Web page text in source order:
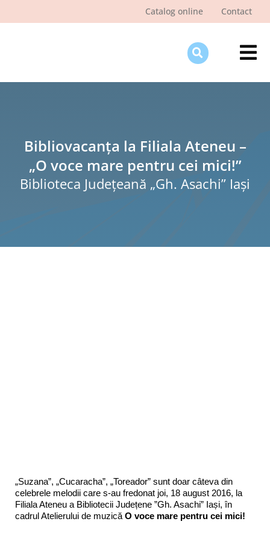
Catalog online Contact
Bibliovacanța la Filiala Ateneu –
„O voce mare pentru cei mici!”
Biblioteca Judeţeană „Gh. Asachi” Iaşi
„Suzana”, „Cucaracha”, „Toreador” sunt doar câteva din
celebrele melodii care s-au fredonat joi, 18 august 2016, la
Filiala Ateneu a Bibliotecii Județene ”Gh. Asachi” Iași, în
cadrul Atelierului de muzică O voce mare pentru cei mici!